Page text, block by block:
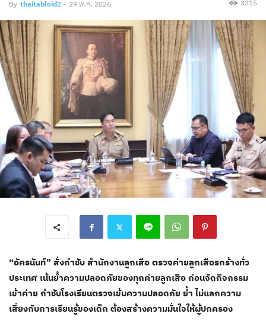
By thaitabloid2 - 29 พ.ค. 2026 3215
“อัครนันท์” สั่งกำชับ สำนักงานลูกเสือ ตรวจค่ายลูกเสือรกร้างทั่ว
ประเทศ เน้นย้ำความปลอดภัยของทุกค่ายลูกเสือ ก่อนจัดกิจกรรม
เข้าค่าย กำชับโรงเรียนตรวจเข้มความปลอดภัย ย้ำ ไม่แลกความ
เสี่ยงกับการเรียนรู้ของเด็ก ต้องสร้างความมั่นใจให้ผู้ปกครอง